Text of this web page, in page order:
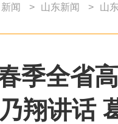
新闻 > 山东新闻 > 山
季全省
翔讲话